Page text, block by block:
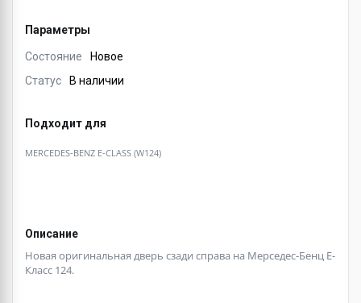
Параметры
Состояние
Новое
Статус
В наличии
Подходит для
MERCEDES-BENZ E-CLASS (W124)
Описание
Новая оригинальная дверь сзади справа на Мерседес-Бенц Е-
Класс 124.